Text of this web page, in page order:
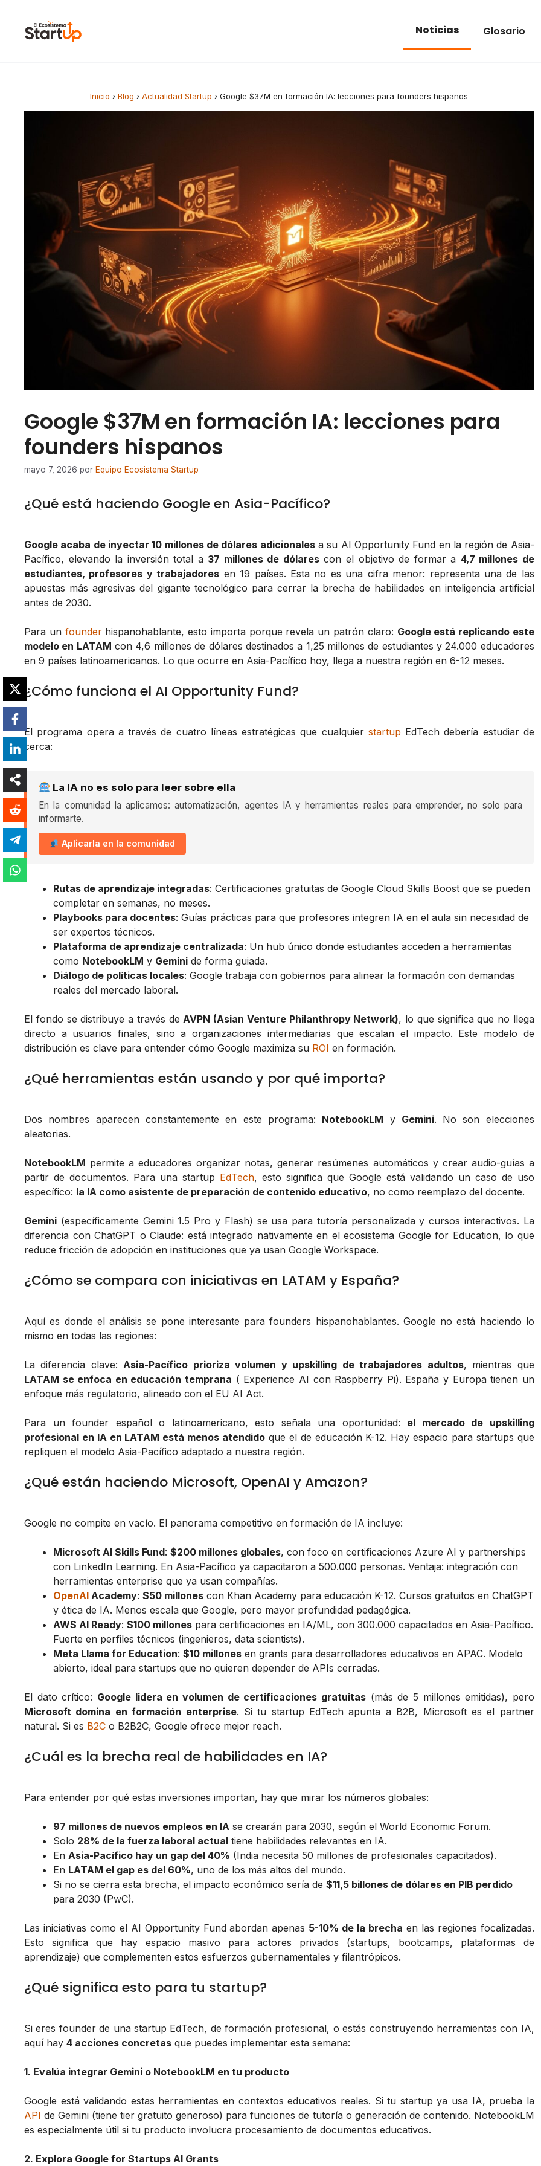
Noticias Glosario
Inicio › Blog › Actualidad Startup › Google $37M en formación IA: lecciones para founders hispanos
Google $37M en formación IA: lecciones para
founders hispanos
mayo 7, 2026 por Equipo Ecosistema Startup
¿Qué está haciendo Google en Asia-Pacífico?
Google acaba de inyectar 10 millones de dólares adicionalesa su AI Opportunity Fund en la región de Asia-
Pacífico, elevando la inversión total a 37 millones de dólarescon el objetivo de formar a 4,7 millones de
estudiantes, profesores y trabajadores en 19 países. Esta no es una cifra menor: representa una de las
apuestas más agresivas del gigante tecnológico para cerrar la brecha de habilidades en inteligencia artificial
antes de 2030.
Para un founderhispanohablante, esto importa porque revela un patrón claro: Google está replicando este
modelo en LATAM con 4,6 millones de dólares destinados a 1,25 millones de estudiantes y 24.000 educadores
en 9 países latinoamericanos. Lo que ocurre en Asia-Pacífico hoy, llega a nuestra región en 6-12 meses.
¿Cómo funciona el AI Opportunity Fund?
El programa opera a través de cuatro líneas estratégicas que cualquier startup EdTech debería estudiar de
cerca:
La IA no es solo para leer sobre ella
En la comunidad la aplicamos: automatización, agentes IA y herramientas reales para emprender, no solo para
informarte.
Aplicarla en la comunidad
Rutas de aprendizaje integradas: Certificaciones gratuitas de Google Cloud Skills Boost que se pueden
completar en semanas, no meses.
Playbooks para docentes: Guías prácticas para que profesores integren IA en el aula sin necesidad de
ser expertos técnicos.
Plataforma de aprendizaje centralizada: Un hub único donde estudiantes acceden a herramientas
como NotebookLM y Gemini de forma guiada.
Diálogo de políticas locales: Google trabaja con gobiernos para alinear la formación con demandas
reales del mercado laboral.
El fondo se distribuye a través deAVPN (Asian Venture Philanthropy Network), lo que significa que no llega
directo a usuarios finales, sino a organizaciones intermediarias que escalan el impacto. Este modelo de
distribución es clave para entender cómo Google maximiza su ROI en formación.
¿Qué herramientas están usando y por qué importa?
Dos nombres aparecen constantemente en este programa: NotebookLM y Gemini. No son elecciones
aleatorias.
NotebookLM permite a educadores organizar notas, generar resúmenes automáticos y crear audio-guías a
partir de documentos. Para una startup EdTech, esto significa que Google está validando un caso de uso
específico: la IA como asistente de preparación de contenido educativo, no como reemplazo del docente.
Gemini (específicamente Gemini 1.5 Pro y Flash) se usa para tutoría personalizada y cursos interactivos. La
diferencia con ChatGPT o Claude: está integrado nativamente en el ecosistema Google for Education, lo que
reduce fricción de adopción en instituciones que ya usan Google Workspace.
¿Cómo se compara con iniciativas en LATAM y España?
Aquí es donde el análisis se pone interesante para founders hispanohablantes. Google no está haciendo lo
mismo en todas las regiones:
La diferencia clave:Asia-Pacífico prioriza volumen y upskilling de trabajadores adultos, mientras que
LATAM se enfoca en educación temprana ( Experience AI con Raspberry Pi). España y Europa tienen un
enfoque más regulatorio, alineado con el EU AI Act.
Para un founder español o latinoamericano, esto señala una oportunidad: el mercado de upskilling
profesional en IA en LATAM está menos atendido que el de educación K-12. Hay espacio para startups que
repliquen el modelo Asia-Pacífico adaptado a nuestra región.
¿Qué están haciendo Microsoft, OpenAI y Amazon?
Google no compite en vacío. El panorama competitivo en formación de IA incluye:
Microsoft AI Skills Fund: $200 millones globales, con foco en certificaciones Azure AI y partnerships
con LinkedIn Learning. En Asia-Pacífico ya capacitaron a 500.000 personas. Ventaja: integración con
herramientas enterprise que ya usan compañías.
OpenAI Academy: $50 millones con Khan Academy para educación K-12. Cursos gratuitos en ChatGPT
y ética de IA. Menos escala que Google, pero mayor profundidad pedagógica.
AWS AI Ready: $100 millones para certificaciones en IA/ML, con 300.000 capacitados en Asia-Pacífico.
Fuerte en perfiles técnicos (ingenieros, data scientists).
Meta Llama for Education: $10 millones en grants para desarrolladores educativos en APAC. Modelo
abierto, ideal para startups que no quieren depender de APIs cerradas.
El dato crítico: Google lidera en volumen de certificaciones gratuitas(más de 5 millones emitidas), pero
Microsoft domina en formación enterprise. Si tu startup EdTech apunta a B2B, Microsoft es el partner
natural. Si es B2C o B2B2C, Google ofrece mejor reach.
¿Cuál es la brecha real de habilidades en IA?
Para entender por qué estas inversiones importan, hay que mirar los números globales:
97 millones de nuevos empleos en IA se crearán para 2030, según el World Economic Forum.
Solo 28% de la fuerza laboral actual tiene habilidades relevantes en IA.
En Asia-Pacífico hay un gap del 40% (India necesita 50 millones de profesionales capacitados).
En LATAM el gap es del 60%, uno de los más altos del mundo.
Si no se cierra esta brecha, el impacto económico sería de $11,5 billones de dólares en PIB perdido
para 2030 (PwC).
Las iniciativas como el AI Opportunity Fund abordan apenas 5-10% de la brecha en las regiones focalizadas.
Esto significa que hay espacio masivo para actores privados (startups, bootcamps, plataformas de
aprendizaje) que complementen estos esfuerzos gubernamentales y filantrópicos.
¿Qué significa esto para tu startup?
Si eres founder de una startup EdTech, de formación profesional, o estás construyendo herramientas con IA,
aquí hay 4 acciones concretas que puedes implementar esta semana:
1. Evalúa integrar Gemini o NotebookLM en tu producto
Google está validando estas herramientas en contextos educativos reales. Si tu startup ya usa IA, prueba la
API de Gemini (tiene tier gratuito generoso) para funciones de tutoría o generación de contenido. NotebookLM
es especialmente útil si tu producto involucra procesamiento de documentos educativos.
2. Explora Google for Startups AI Grants